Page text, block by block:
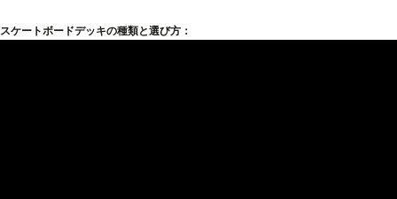
スケートボードデッキの種類と選び方：